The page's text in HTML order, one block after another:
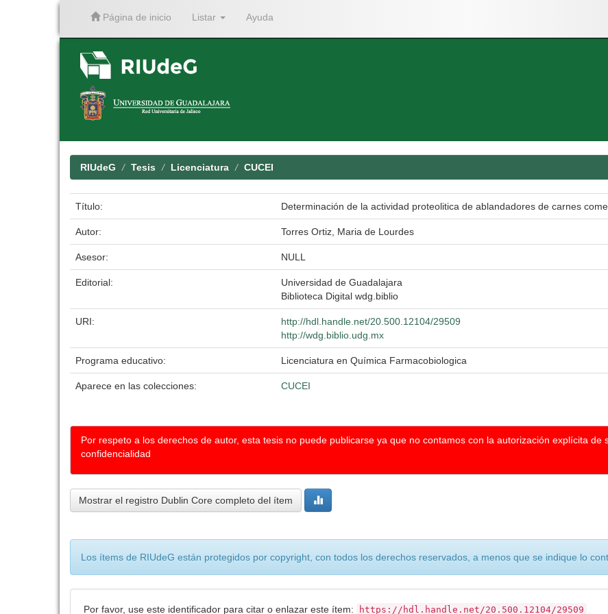
Página de inicio Listar Ayuda
RIUdeG Tesis Licenciatura CUCEI
Título: Determinación de la actividad proteolitica de ablandadores de carnes
Autor: Torres Ortiz, Maria de Lourdes
Asesor: NULL
Editorial:
Universidad de Guadalajara
Biblioteca Digital wdg.biblio
URI:
http://hdl.handle.net/20.500.12104/29509
http://wdg.biblio.udg.mx
Programa educativo: Licenciatura en Química Farmacobiologica
Aparece en las colecciones: CUCEI
Por respeto a los derechos de autor, esta tesis no puede publicarse ya que no contamos con la autorización explícita
confidencialidad
Mostrar el registro Dublin Core completo del ítem
Los ítems de RIUdeG están protegidos por copyright, con todos los derechos reservados, a menos que se indique lo
Por favor, use este identificador para citar o enlazar este ítem: https://hdl.handle.net/20.500.12104/29509